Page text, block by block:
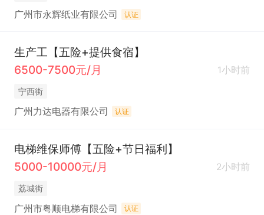
广州市永辉纸业有限公司 认证
生产工【五险+提供食宿】
6500-7500元/月
1小时前
宁西街
广州力达电器有限公司 认证
电梯维保师傅【五险+节日福利】
5000-10000元/月
2小时前
荔城街
广州市粤顺电梯有限公司 认证